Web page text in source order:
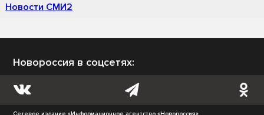
Новости СМИ2
Новороссия в соцсетях: